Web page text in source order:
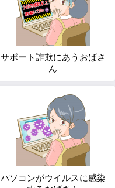
サポート詐欺にあうおばさ
ん
パソコンがウイルスに感染